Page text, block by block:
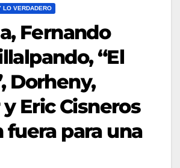
LO VERDADERO
Fernando
“El
Dorheny,
y Eric Cisneros
fuera para una